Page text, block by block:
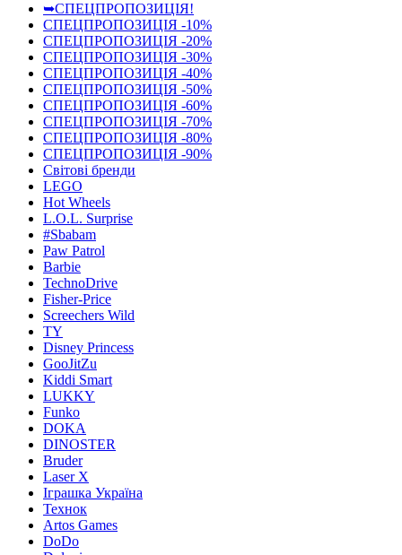
➥СПЕЦПРОПОЗИЦІЯ!
СПЕЦПРОПОЗИЦІЯ -10%
СПЕЦПРОПОЗИЦІЯ -20%
СПЕЦПРОПОЗИЦІЯ -30%
СПЕЦПРОПОЗИЦІЯ -40%
СПЕЦПРОПОЗИЦІЯ -50%
СПЕЦПРОПОЗИЦІЯ -60%
СПЕЦПРОПОЗИЦІЯ -70%
СПЕЦПРОПОЗИЦІЯ -80%
СПЕЦПРОПОЗИЦІЯ -90%
Світові бренди
LEGO
Hot Wheels
L.O.L. Surprise
#Sbabam
Paw Patrol
Barbie
TechnoDrive
Fisher-Price
Screechers Wild
TY
Disney Princess
GooJitZu
Kiddi Smart
LUKKY
Funko
DOKA
DINOSTER
Bruder
Laser X
Іграшка Україна
Технок
Artos Games
DoDo